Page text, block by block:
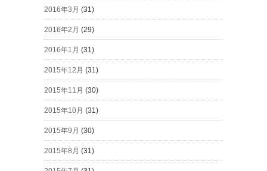
2016年3月 (31)
2016年2月 (29)
2016年1月 (31)
2015年12月 (31)
2015年11月 (30)
2015年10月 (31)
2015年9月 (30)
2015年8月 (31)